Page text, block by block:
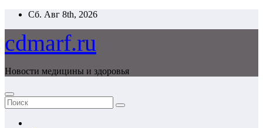
Перейти
содержимому
Сб. Авг 8th, 2026
cdmarf.ru
Новости медицины и здоровья